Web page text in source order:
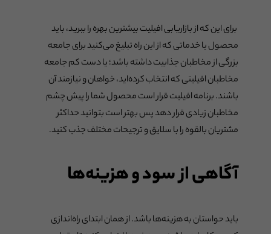
برای این که از بازاریابی افیلیت بیشترین بهره را ببرید، باید
محصول یا خدماتی که از این راه تبلیغ می‌کنید برای جامعه
بزرگی از مخاطبان جذابیت داشته باشد؛ یا دست کم جامعه
مخاطبان افیلیتی که انتخاب کرده‌اید، خواهان و نیازمند آن
باشند. برنامه افیلیت قرار است محصول شما را پیش چشم
مخاطبان زیادی قرار دهد پس بهتر است بتوانید حداکثر
مشتریان بالقوه را با سلایق و ترجیحات مختلف جذب کنید.
آگاهی از سود و هزینه‌ها
باید حواستان به هزینه‌ها باشد. از همان ابتدای راه‌اندازی